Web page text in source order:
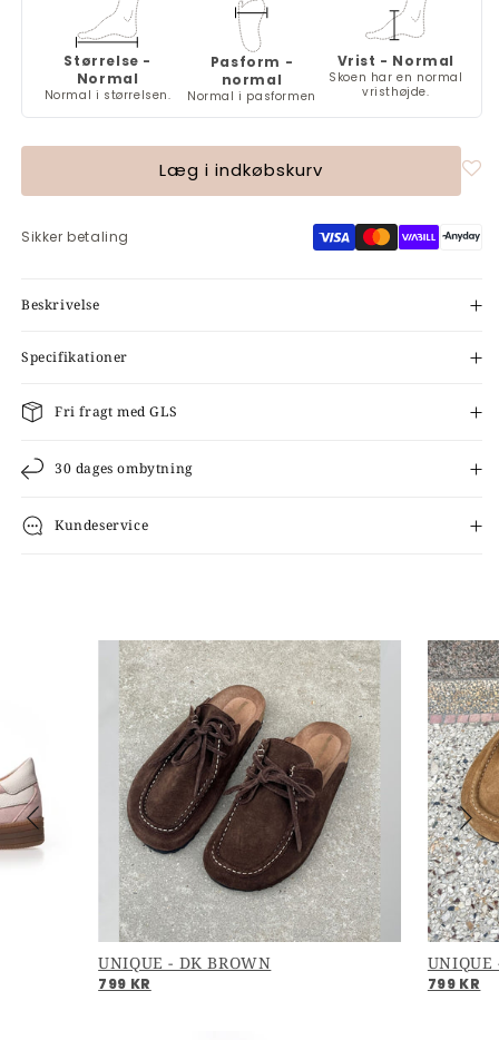
utilgængelig
Størrelse -
Normal
Normal i størrelsen.
Pasform -
normal
Normal i pasformen
Vrist - Normal
Skoen har en normal
vristhøjde.
Læg i indkøbskurv
Sikker betaling
Beskrivelse
Specifikationer
Fri fragt med GLS
30 dages ombytning
Kundeservice
UNIQUE - DK BROWN
799 KR
UNIQUE
799 KR